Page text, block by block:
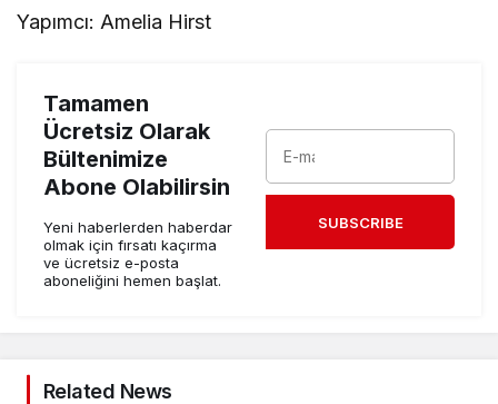
Yapımcı: Amelia Hirst
Tamamen
Ücretsiz Olarak
Bültenimize
Abone Olabilirsin
Yeni haberlerden haberdar
olmak için fırsatı kaçırma
ve ücretsiz e-posta
aboneliğini hemen başlat.
SUBSCRIBE
Related News